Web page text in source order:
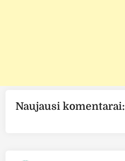
Naujausi komentarai: